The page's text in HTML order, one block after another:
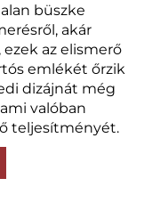
büszke
akár
az elismerő
emlékét őrzik
dizájnát még
valóban
teljesítményét.